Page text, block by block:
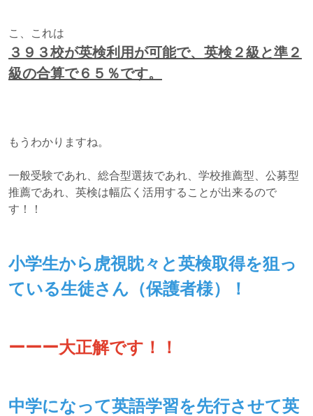
こ、これは
３９３校が英検利用が可能で、英検２級と準２
級の合算で６５％です。
もうわかりますね。
一般受験であれ、総合型選抜であれ、学校推薦型、公募型
推薦であれ、英検は幅広く活用することが出来るので
す！！
小学生から虎視眈々と英検取得を狙っ
ている生徒さん（保護者様）！
ーーー大正解です！！
中学になって英語学習を先行させて英